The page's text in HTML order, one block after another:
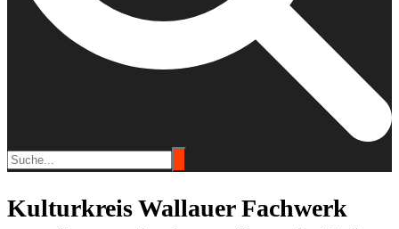
Kulturkreis Wallauer Fachwerk